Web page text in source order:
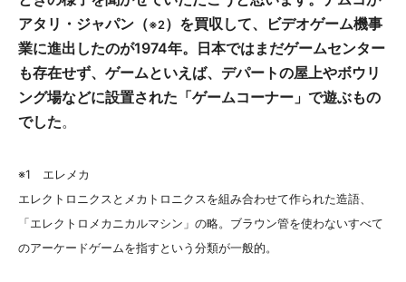
アタリ・ジャパン（※2）を買収して、ビデオゲーム機事
業に進出したのが1974年。日本ではまだゲームセンター
も存在せず、ゲームといえば、デパートの屋上やボウリ
ング場などに設置された「ゲームコーナー」で遊ぶもの
でした。
※1 エレメカ
エレクトロニクスとメカトロニクスを組み合わせて作られた造語、
「エレクトロメカニカルマシン」の略。ブラウン管を使わないすべて
のアーケードゲームを指すという分類が一般的。